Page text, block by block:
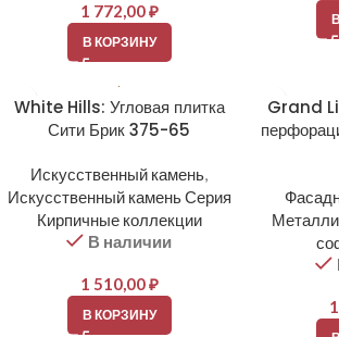
1 772,00₽
В КОРЗИНУ
White Hills: Угловая плитка
Сити Брик 375-65
Искусственный камень,
Искусственный камень Серия
Кирпичные коллекции
В наличии
1 510,00₽
В КОРЗИНУ
Grand